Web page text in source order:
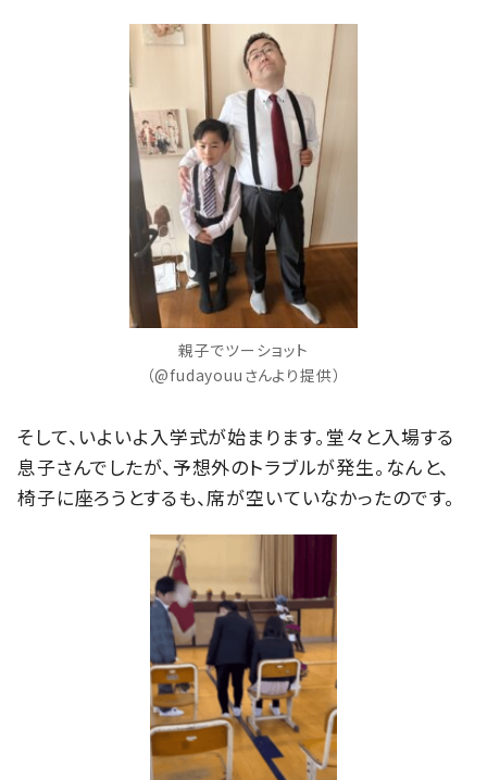
親子でツーショット
（@fudayouuさんより提供）
そして、いよいよ入学式が始まります。堂々と入場する
息子さんでしたが、予想外のトラブルが発生。なんと、
椅子に座ろうとするも、席が空いていなかったのです。